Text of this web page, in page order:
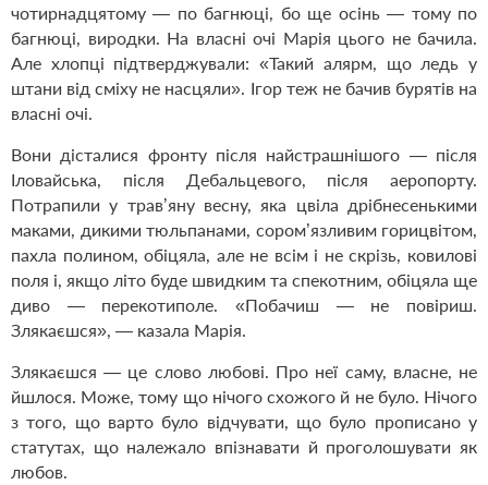
чотирнадцятому — по багнюці, бо ще осінь — тому по
багнюці, виродки. На власні очі Марія цього не бачила.
Але хлопці підтверджували: «Такий алярм, що ледь у
штани від сміху не насцяли». Ігор теж не бачив бурятів на
власні очі.
Вони дісталися фронту після найстрашнішого — після
Іловайська, після Дебальцевого, після аеропорту.
Потрапили у трав’яну весну, яка цвіла дрібнесенькими
маками, дикими тюльпанами, сором’язливим горицвітом,
пахла полином, обіцяла, але не всім і не скрізь, ковилові
поля і, якщо літо буде швидким та спекотним, обіцяла ще
диво — перекотиполе. «Побачиш — не повіриш.
Злякаєшся», — казала Марія.
Злякаєшся — це слово любові. Про неї саму, власне, не
йшлося. Може, тому що нічого схожого й не було. Нічого
з того, що варто було відчувати, що було прописано у
статутах, що належало впізнавати й проголошувати як
любов.